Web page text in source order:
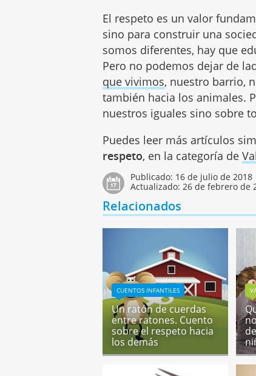
El respeto es un valor
sino para construir una
somos diferentes, hay que
Pero no podemos dejar de
que vivimos, nuestro barrio,
también hacia los animales.
nuestros iguales sino sobre
Puedes leer más artículos
respeto, en la categoría de
Publicado: 16 de julio de 2018
Actualizado:26 de febrero de
Relacionados
CUENTOS INFANTILES
Un ratón de cuerdas
entre ratones. Cuento
sobre el respeto hacia
los demás